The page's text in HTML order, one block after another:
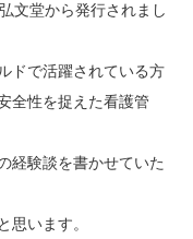
文堂から発行されまし
ドで活躍されている方
全性を捉えた看護管
経験談を書かせていた
思います。